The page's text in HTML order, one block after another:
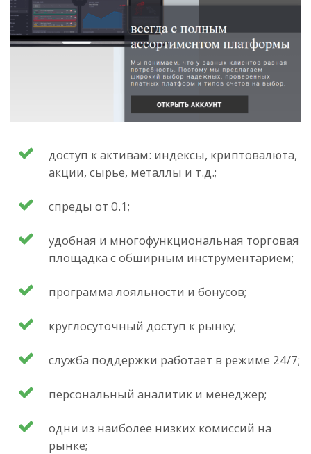
доступ к активам: индексы, криптовалюта,
акции, сырье, металлы и т.д.;
спреды от 0.1;
удобная и многофункциональная торговая
площадка с обширным инструментарием;
программа лояльности и бонусов;
круглосуточный доступ к рынку;
служба поддержки работает в режиме 24/7;
персональный аналитик и менеджер;
одни из наиболее низких комиссий на
рынке;